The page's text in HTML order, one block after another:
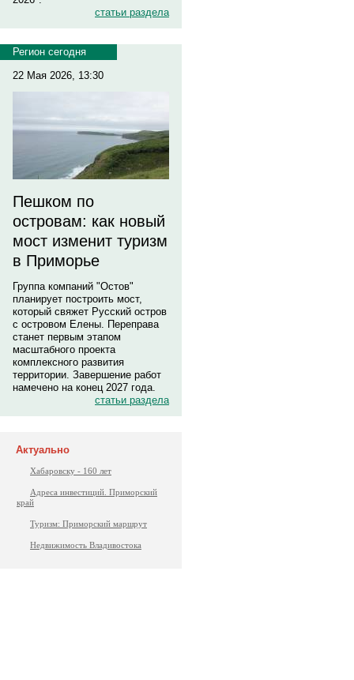
статьи раздела
Регион сегодня
22 Мая 2026, 13:30
Пешком по
островам: как новый
мост изменит туризм
в Приморье
Группа компаний "Остов"
планирует построить мост,
который свяжет Русский остров
с островом Елены. Переправа
станет первым этапом
масштабного проекта
комплексного развития
территории. Завершение работ
намечено на конец 2027 года.
статьи раздела
Актуально
Хабаровску - 160 лет
Адреса инвестиций. Приморский
край
Туризм: Приморский маршрут
Недвижимость Владивостока